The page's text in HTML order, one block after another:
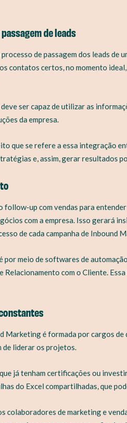
de leads
de passagem dos leads
contatos certos, no momento
ser capaz de utilizar as
da empresa.
que se refere a essa integração
e, assim, gerar resultados
follow-up com vendas para
com a empresa. Isso gerará
de cada campanha de Inbound
por meio de softwares de
Relacionamento com o Cliente.
Marketing é formada por cargos
de liderar os projetos.
já tenham certificações ou
do Excel compartilhadas, que
colaboradores de marketing e